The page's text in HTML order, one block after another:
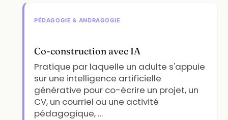
PÉDAGOGIE & ANDRAGOGIE
Co-construction avec IA
Pratique par laquelle un adulte s'appuie
sur une intelligence artificielle
générative pour co-écrire un projet, un
CV, un courriel ou une activité
pédagogique, …